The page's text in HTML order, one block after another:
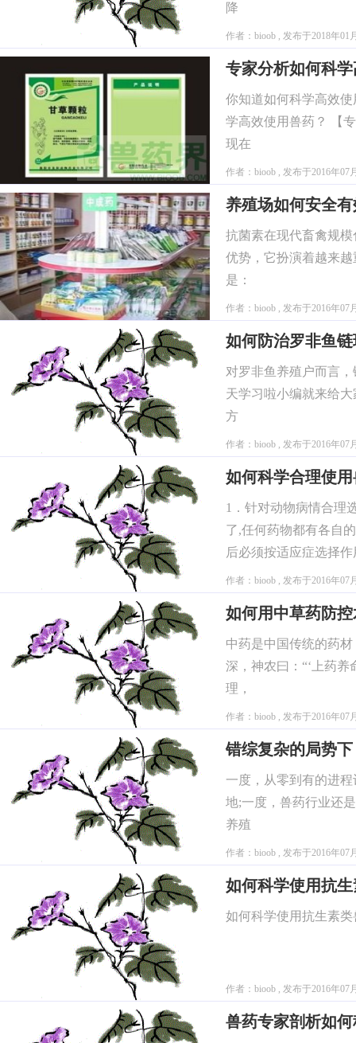
降
作者：bioob , 发布于2018年01
专家分析如何科
你知道如何科学高效
学高效使用兽药？ 【
现在
作者：bioob , 发布于2016年07
养殖场如何安全
抗菌素在现代畜禽规
优势，它扮演着越来
是：
作者：bioob , 发布于2016年07
如何防治罗非鱼
对罗非鱼养殖户而言
天学习啦小编就来给
方
作者：bioob , 发布于2016年07
如何科学合理使
1．针对动物病情合理
了,任何药物都有各自
后必须按适应症选择
药物。 如抗菌
作者：bioob , 发布于2016年07
如何用中草药防
中药是中国传统的药
深，神农曰：“‘上药养
理，
作者：bioob , 发布于2016年07
错综复杂的局势
一度，从零到有的进
地;一度，兽药行业还
养殖
作者：bioob , 发布于2016年07
如何科学使用抗
如何科学使用抗生素
作者：bioob , 发布于2016年07
兽药专家剖析如